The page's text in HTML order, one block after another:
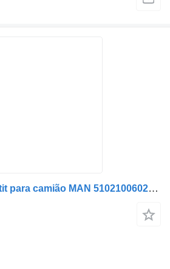
Cambota Arbore Cotit para camião MAN 51021006025 / 51021006026 / 51021010639 / 51021017737